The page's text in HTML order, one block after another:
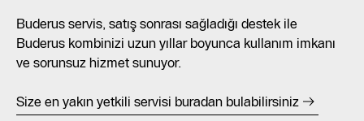
Buderus servis, satış sonrası sağladığı destek ile
Buderus kombinizi uzun yıllar boyunca kullanım imkanı
ve sorunsuz hizmet sunuyor.
Size en yakın yetkili servisi buradan bulabilirsiniz